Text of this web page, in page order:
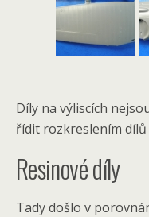
Díly na výliscích
řídit rozkreslením dílů
Resinové díly
Tady došlo v